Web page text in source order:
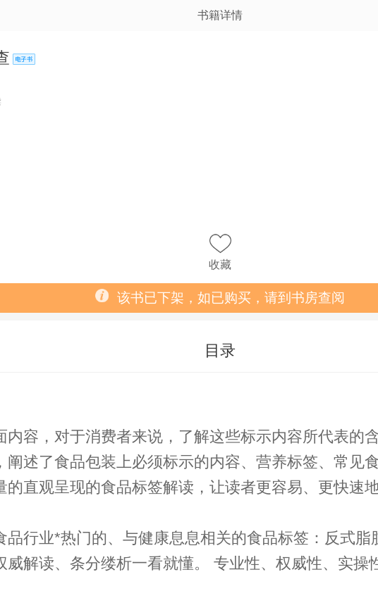
书籍详情
收藏
该书已下架，如已购买，请到书房查阅
目录
容，对于消费者来说，了解这些标示内容所代表的
述了食品包装上必须标示的内容、营养标签、常见
直观呈现的食品标签解读，让读者更容易、更快速
行业*热门的、与健康息息相关的食品标签：反式
权威性、实操性性尽在此书 让您得明白、吃得放心给身体